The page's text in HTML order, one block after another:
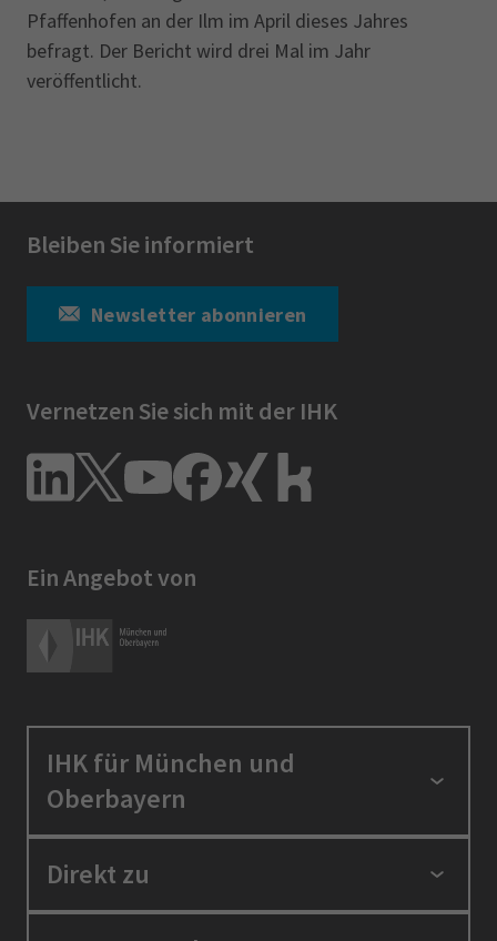
Pfaffenhofen an der Ilm im April dieses Jahres
befragt. Der Bericht wird drei Mal im Jahr
veröffentlicht.
Bleiben Sie informiert
Newsletter abonnieren
Vernetzen Sie sich mit der IHK
Ein Angebot von
IHK für München und
Oberbayern
Standortpolitik
Direkt zu